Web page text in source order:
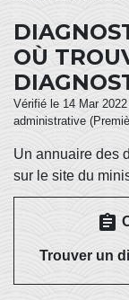
OÙ
Vérifié le 14 Mar
administrative
Un annuaire des
sur le site du
assignment
Trouver un